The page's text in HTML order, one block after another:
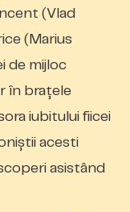
(Vlad
(Marius
de mijloc
în braţele
iubitului fiicei
acesti
asistând